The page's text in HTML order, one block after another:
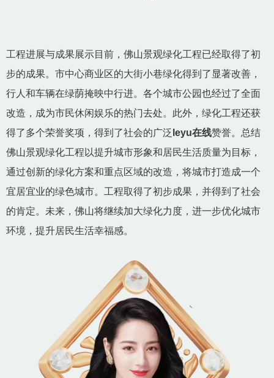
工程进展与成果展示目前，佛山景观绿化工程已经取得了初
步的成果。市中心商业区的大街小巷绿化得到了显著改善，
行人和车辆在绿荫掩映中行进。各个城市公园也经过了全面
改造，成为市民休闲娱乐的热门去处。此外，绿化工程还获
得了多个荣誉奖项，得到了社会的广泛 leyu在线赞誉。总结
佛山景观绿化工程以提升城市形象和居民生活质量为目标，
通过创新的绿化方案和重点区域的改造，将城市打造成一个
宜居宜业的绿色城市。工程取得了初步成果，并得到了社会
的肯定。未来，佛山将继续加大绿化力度，进一步优化城市
环境，提升居民生活幸福感。